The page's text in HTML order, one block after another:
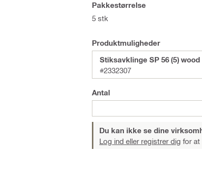
Pakkestørrelse
5 stk
Produktmuligheder
Stiksavklinge SP 56 (5)
#2332307
Antal
Du kan ikke se dine
Log ind eller registrer dig for at